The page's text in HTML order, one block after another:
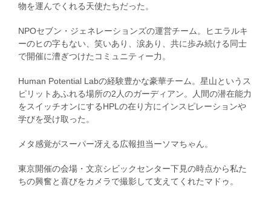
物を運んでくれる天使たちだった。
NPOセブン・ジェネレーションズの運営チーム。ヒエラルキ
ーのヒの字もない、笑いあり、涙あり、共に歩み続ける同士
で開催に漕ぎつけたコミュニティー力。
Human Potential Labの経験豊かな豪華チーム。星山というス
ピリットあふれる場所の2人のガーディアン。人間の潜在能力
をスイッチオンにするHPLの在り方にインスピレーションや
学びを受け取った。
メタ感覚がスーパー冴える広報担当ーソマちゃん。
東京開催の会場・文京シビックセンター下見の時点から私た
ちの興奮と喜びをカメラで撮影して支えてくれたマドゥ。